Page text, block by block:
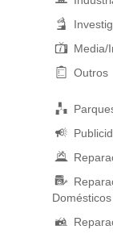
Media/
Outros
Domésticos